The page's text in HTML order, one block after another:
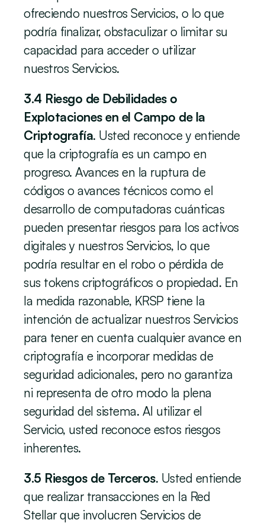
ofreciendo nuestros Servicios, o lo que
podría finalizar, obstaculizar o limitar su
capacidad para acceder o utilizar
nuestros Servicios.
3.4 Riesgo de Debilidades o
Explotaciones en el Campo de la
Criptografía. Usted reconoce y entiende
que la criptografía es un campo en
progreso. Avances en la ruptura de
códigos o avances técnicos como el
desarrollo de computadoras cuánticas
pueden presentar riesgos para los activos
digitales y nuestros Servicios, lo que
podría resultar en el robo o pérdida de
sus tokens criptográficos o propiedad. En
la medida razonable, KRSP tiene la
intención de actualizar nuestros Servicios
para tener en cuenta cualquier avance en
criptografía e incorporar medidas de
seguridad adicionales, pero no garantiza
ni representa de otro modo la plena
seguridad del sistema. Al utilizar el
Servicio, usted reconoce estos riesgos
inherentes.
3.5 Riesgos de Terceros. Usted entiende
que realizar transacciones en la Red
Stellar que involucren Servicios de